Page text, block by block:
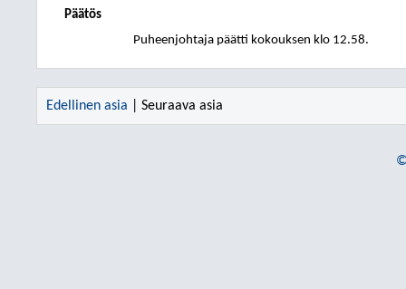
Päätös
Puheenjohtaja päätti kokouksen klo 12.58.
Edellinen asia | Seuraava asia